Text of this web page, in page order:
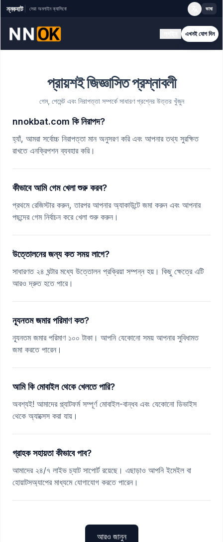
ন্নকবাট সেরা অনলাইন ক্যাসিনো ভাষা
এখনই যোগ দিন
প্রায়শই জিজ্ঞাসিত প্রশ্নাবলী
গেম, পেমেন্ট এবং নিরাপত্তা সম্পর্কে সাধারণ প্রশ্নের উত্তর খুঁজুন
nnokbat.com কি নিরাপদ?
হ্যাঁ, আমরা সর্বোচ্চ নিরাপত্তা মান অনুসরণ করি এবং আপনার তথ্য সুরক্ষিত
রাখতে এনক্রিপশন ব্যবহার করি।
কীভাবে আমি গেম খেলা শুরু করব?
প্রথমে রেজিস্টার করুন, তারপর আপনার অ্যাকাউন্টে জমা করুন এবং আপনার
পছন্দের গেম নির্বাচন করে খেলা শুরু করুন।
উত্তোলনের জন্য কত সময় লাগে?
সাধারণত ২৪ ঘন্টার মধ্যে উত্তোলন প্রক্রিয়া সম্পন্ন হয়। কিছু ক্ষেত্রে এটি
আরও দ্রুত হতে পারে।
ন্যূনতম জমার পরিমাণ কত?
ন্যূনতম জমার পরিমাণ ১০০ টাকা। আপনি যেকোনো সময় আপনার সুবিধামত
জমা করতে পারেন।
আমি কি মোবাইল থেকে খেলতে পারি?
অবশ্যই! আমাদের প্ল্যাটফর্ম সম্পূর্ণ মোবাইল-বান্ধব এবং যেকোনো ডিভাইস
থেকে অ্যাক্সেস করা যায়।
গ্রাহক সহায়তা কীভাবে পাব?
আমাদের ২৪/৭ লাইভ চ্যাট সাপোর্ট রয়েছে। এছাড়াও আপনি ইমেইল বা
হোয়াটসঅ্যাপের মাধ্যমে যোগাযোগ করতে পারেন।
আরও জানুন